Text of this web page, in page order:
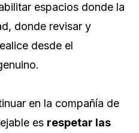
espacios donde la
donde revisar y
desde el
en la compañía de
es respetar las